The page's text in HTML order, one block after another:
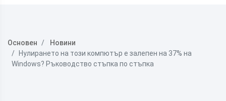
Основен
Новини
Нулирането на този компютър е залепен на 37% на
Windows? Ръководство стъпка по стъпка